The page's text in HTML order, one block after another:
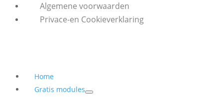
Algemene voorwaarden
Privace-en Cookieverklaring
Home
Gratis modules